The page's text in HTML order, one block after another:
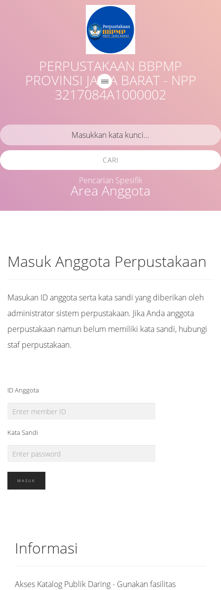
PERPUSTAKAAN BBPMP
PROVINSI JAWA BARAT - NPP
3217084A1000002
Area Anggota
CARI
Pencarian Spesifik
Masuk Anggota Perpustakaan
Masukan ID anggota serta kata sandi yang diberikan oleh
administrator sistem perpustakaan. Jika Anda anggota
perpustakaan namun belum memiliki kata sandi, hubungi
staf perpustakaan.
ID Anggota
Kata Sandi
Informasi
Akses Katalog Publik Daring - Gunakan fasilitas